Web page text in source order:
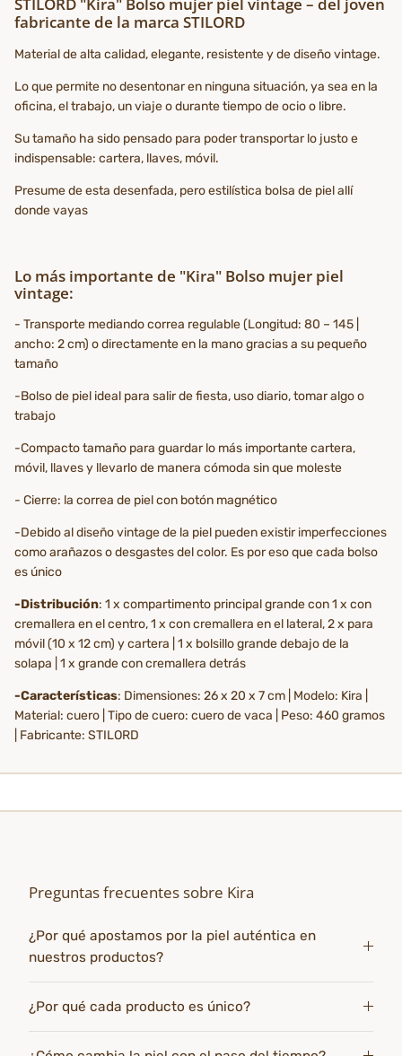
fabricante de la marca STILORD
Material de alta calidad, elegante, resistente y de diseño vintage.
Lo que permite no desentonar en ninguna situación, ya sea en la
oficina, el trabajo, un viaje o durante tiempo de ocio o libre.
Su tamaño ha sido pensado para poder transportar lo justo e
indispensable: cartera, llaves, móvil.
Presume de esta desenfada, pero estilística bolsa de piel allí
donde vayas
Lo más importante de "Kira" Bolso mujer piel
vintage:
- Transporte mediando correa regulable (Longitud: 80 – 145 |
ancho: 2 cm) o directamente en la mano gracias a su pequeño
tamaño
-Bolso de piel ideal para salir de fiesta, uso diario, tomar algo o
trabajo
-Compacto tamaño para guardar lo más importante cartera,
móvil, llaves y llevarlo de manera cómoda sin que moleste
- Cierre: la correa de piel con botón magnético
-Debido al diseño vintage de la piel pueden existir imperfecciones
como arañazos o desgastes del color. Es por eso que cada bolso
es único
-Distribución: 1 x compartimento principal grande con 1 x con
cremallera en el centro, 1 x con cremallera en el lateral, 2 x para
móvil (10 x 12 cm) y cartera | 1 x bolsillo grande debajo de la
solapa | 1 x grande con cremallera detrás
-Características: Dimensiones: 26 x 20 x 7 cm | Modelo: Kira |
Material: cuero | Tipo de cuero: cuero de vaca | Peso: 460 gramos
| Fabricante: STILORD
Preguntas frecuentes sobre Kira
¿Por qué apostamos por la piel auténtica en
nuestros productos?
¿Por qué cada producto es único?